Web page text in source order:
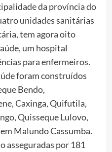
da província do
unidades sanitárias
tem agora oito
um hospital
para enfermeiros.
foram construídos
Bendo,
Caxinga, Quifutila,
Quisseque Lulovo,
Malundo Cassumba.
asseguradas por 181